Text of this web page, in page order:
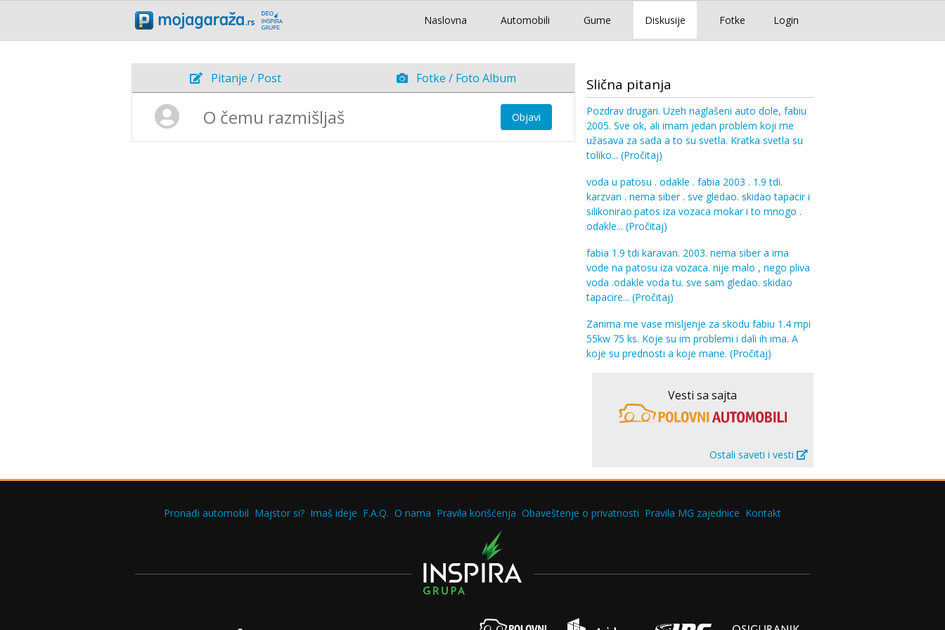
Login
Naslovna Automobili Gume Diskusije Fotke
Pitanje / Post Fotke / Foto Album
Objavi
Slična pitanja
Pozdrav drugari. Uzeh naglašeni auto dole, fabiu
2005. Sve ok, ali imam jedan problem koji me
užasava za sada a to su svetla. Kratka svetla su
toliko... (Pročitaj)
voda u patosu . odakle . fabia 2003 . 1.9 tdi.
karzvan . nema siber . sve gledao. skidao tapacir i
silikonirao.patos iza vozaca mokar i to mnogo .
odakle... (Pročitaj)
fabia 1.9 tdi karavan. 2003. nema siber a ima
vode na patosu iza vozaca. nije malo , nego pliva
voda .odakle voda tu. sve sam gledao. skidao
tapacire... (Pročitaj)
Zanima me vase misljenje za skodu fabiu 1.4 mpi
55kw 75 ks. Koje su im problemi i dali ih ima. A
koje su prednosti a koje mane. (Pročitaj)
Vesti sa sajta
Ostali saveti i vesti
Pronađi automobil Majstor si? Imaš ideje F.A.Q. O nama Pravila korišćenja Obaveštenje o privatnosti Pravila MG zajednice Kontakt